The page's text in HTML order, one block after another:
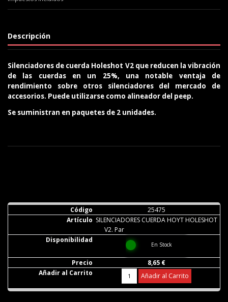
Descripción
Silenciadores de cuerda Holeshot V2 que reducen la vibración
de las cuerdas en un 25%, una notable ventaja de
rendimiento sobre otros silenciadores del mercado de
accesorios. Puede utilizarse como alineador del peep.
Se suministran en paquetes de 2 unidades.
25475
SILENCIADORES CUERDA HOYT HOLESHOT
V2. Par
En Stock
8,65 €
Añadir al Carrito